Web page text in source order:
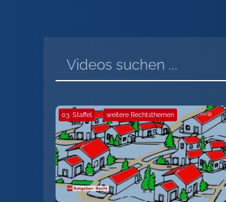
03. Staffel · weitere Rechtsthemen